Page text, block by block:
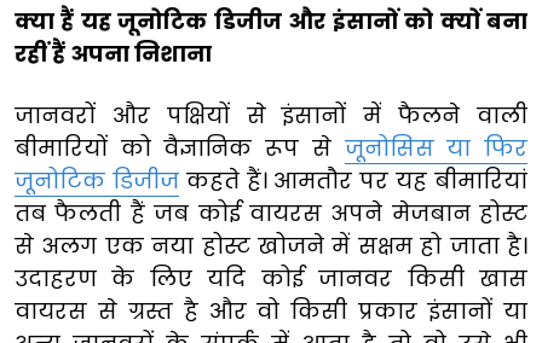
क्या हैं यह जूनोटिक डिजीज और इंसानों को क्यों बना
रहीं हैं अपना निशाना
जानवरों और पक्षियों से इंसानों में फैलने वाली
बीमारियों को वैज्ञानिक रूप से जूनोसिस या फिर
जूनोटिक डिजीजकहते हैं। आमतौर पर यह बीमारियां
तब फैलती हैं जब कोई वायरस अपने मेजबान होस्ट
से अलग एक नया होस्ट खोजने में सक्षम हो जाता है।
उदाहरण के लिए यदि कोई जानवर किसी खास
वायरस से ग्रस्त है और वो किसी प्रकार इंसानों या